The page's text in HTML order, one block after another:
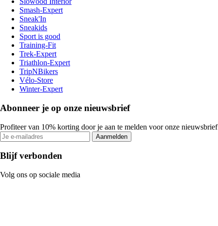
Smash-Expert
Sneak'In
Sneakids
Sport is good
Training-Fit
Trek-Expert
Triathlon-Expert
TripNBikers
Vélo-Store
Winter-Expert
Abonneer je op onze nieuwsbrief
Profiteer van 10% korting door je aan te melden voor onze nieuwsbrief
Aanmelden
Blijf verbonden
Volg ons op sociale media